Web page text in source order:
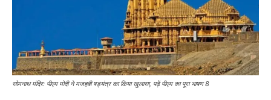
सोमनाथ मंदिर: पीएम मोदी ने मजहबी षड्यंत्र का किया खुलासा, पढ़ें पीएम का पूरा भाषण 8